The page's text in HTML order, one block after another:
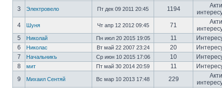
3
Электровело Пт дек 09 2011 20:45 1194
4
Шуня Чт апр 12 2012 09:45 71
5
Николай Пн июл 20 2015 19:05 11
6
Николас Вт май 22 2007 23:24 20
7
Начальникъ Ср июн 10 2015 17:06 10
8
мит Пт май 30 2014 20:59 11
9
Михаил Сентяй Вс мар 10 2013 17:48 229